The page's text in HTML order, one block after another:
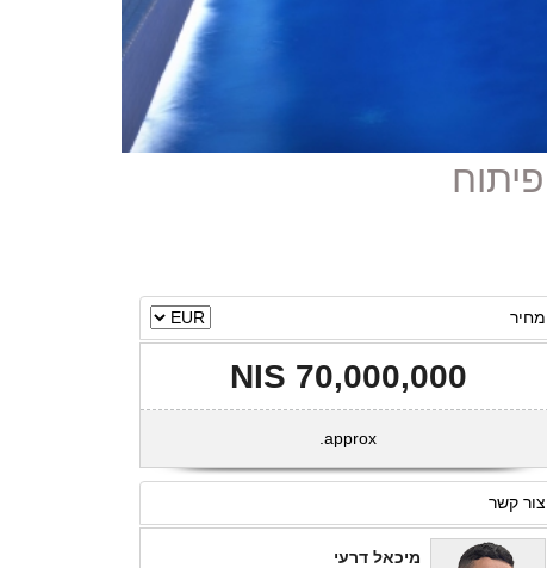
מחיר
70,000,000 NIS
approx.
צור קשר
מיכאל דרעי